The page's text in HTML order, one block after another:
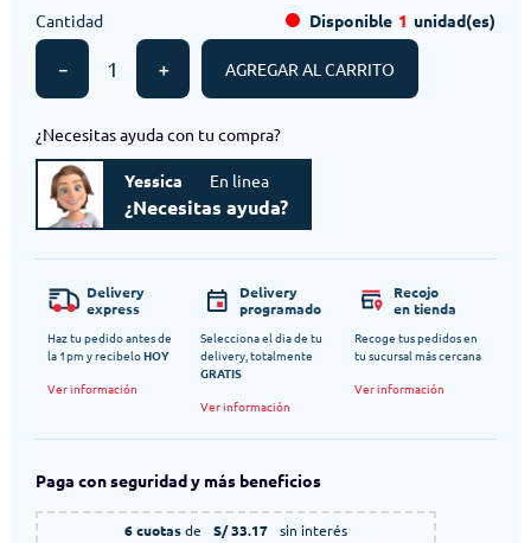
Cantidad
＋
－
Disponible 1 unidad(es)
AGREGAR AL CARRITO
¿Necesitas ayuda con tu compra?
Yessica En linea
¿Necesitas ayuda?
Delivery
express
Haz tu pedido antes de
la 1pm y recibeloHOY
Ver información
Delivery
programado
Selecciona el dia de tu
delivery, totalmente
GRATIS
Ver información
Recojo
en tienda
Recoge tus pedidos en
tu sucursal más cercana
Ver información
Paga con seguridad y más beneficios
6 cuotasde S/ 33.17 sin interés